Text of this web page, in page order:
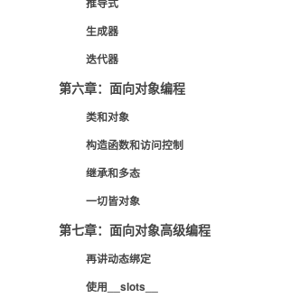
推导式
生成器
迭代器
第六章：面向对象编程
类和对象
构造函数和访问控制
继承和多态
一切皆对象
第七章：面向对象高级编程
再讲动态绑定
使用__slots__